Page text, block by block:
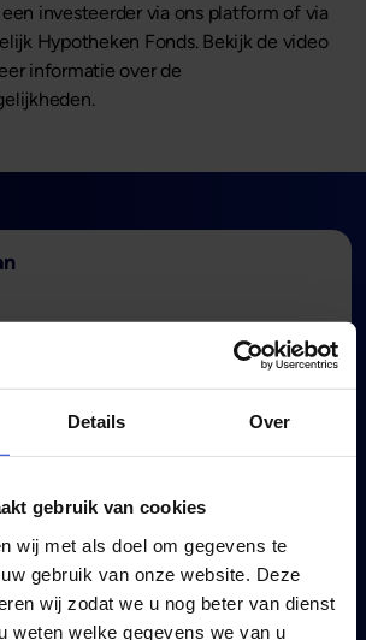
Details Over
gebruik van cookies
wij met als doel om gegevens te
gebruik van onze website. Deze
wij zodat we u nog beter van dienst
weten welke gegevens we van u
investeerder via ons platform of via
Hypotheken Fonds. Bekijk de video
informatie over de
in via de website, per
haalbaarheid